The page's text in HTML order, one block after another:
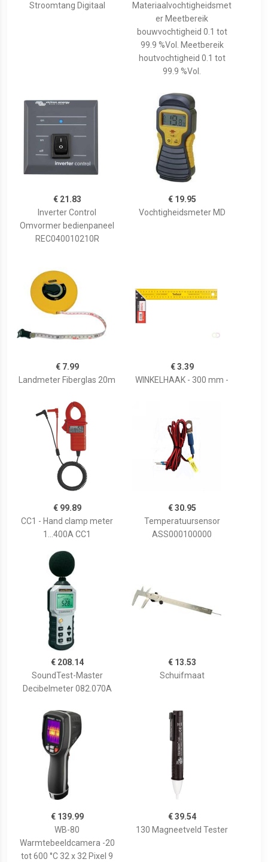
Stroomtang Digitaal
Materiaalvochtigheidsmet
er Meetbereik
bouwvochtigheid 0.1 tot
99.9 %Vol. Meetbereik
houtvochtigheid 0.1 tot
99.9 %Vol.
€ 21.83
Inverter Control
Omvormer bedienpaneel
REC040010210R
€ 19.95
Vochtigheidsmeter MD
€ 7.99
Landmeter Fiberglas 20m
€ 3.39
WINKELHAAK - 300 mm -
€ 99.89
CC1 - Hand clamp meter
1...400A CC1
€ 30.95
Temperatuursensor
ASS000100000
€ 208.14
SoundTest-Master
Decibelmeter 082.070A
€ 13.53
Schuifmaat
€ 139.99
WB-80
Warmtebeeldcamera -20
tot 600 °C 32 x 32 Pixel 9
€ 39.54
130 Magneetveld Tester